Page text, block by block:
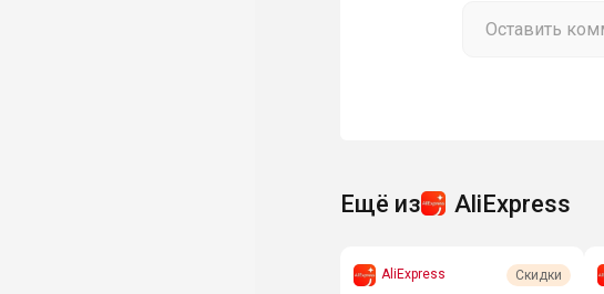
Ещё из AliExpress
AliExpress Скидки